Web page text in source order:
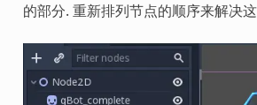
的部分. 重新排列节点的顺序来解决